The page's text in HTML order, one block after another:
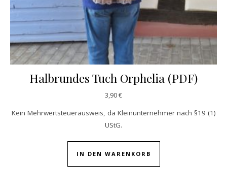
Halbrundes Tuch Orphelia (PDF)
3,90€
Kein Mehrwertsteuerausweis, da Kleinunternehmer nach §19 (1)
UStG.
IN DEN WARENKORB